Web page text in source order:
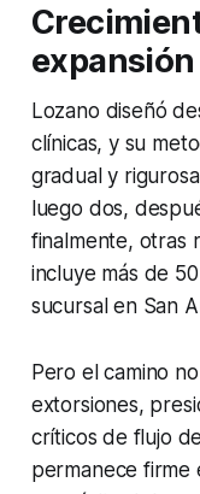
Lozano diseñó
clínicas, y su
gradual y
luego dos,
finalmente, otras
incluye más de
sucursal en San
Pero el camino
extorsiones,
críticos de flujo
permanece firme